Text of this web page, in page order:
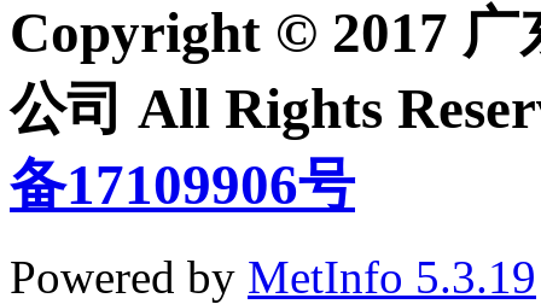
Copyright © 2017
公司 All Rights
备17109906号
Powered by MetInfo 5.3.19